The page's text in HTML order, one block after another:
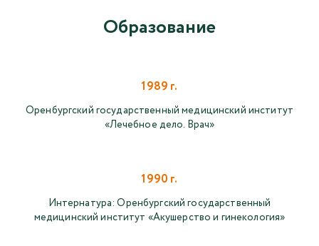
Образование
1989 г.
Оренбургский государственный медицинский институт
«Лечебное дело. Врач»
1990 г.
Интернатура: Оренбургский государственный
медицинский институт «Акушерство и гинекология»